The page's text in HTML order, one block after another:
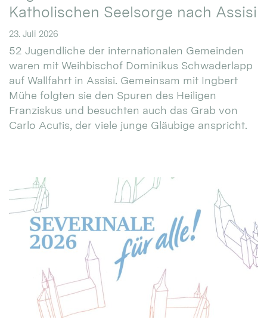
Katholischen Seelsorge nach Assisi
23. Juli 2026
52 Jugendliche der internationalen Gemeinden
waren mit Weihbischof Dominikus Schwaderlapp
auf Wallfahrt in Assisi. Gemeinsam mit Ingbert
Mühe folgten sie den Spuren des Heiligen
Franziskus und besuchten auch das Grab von
Carlo Acutis, der viele junge Gläubige anspricht.